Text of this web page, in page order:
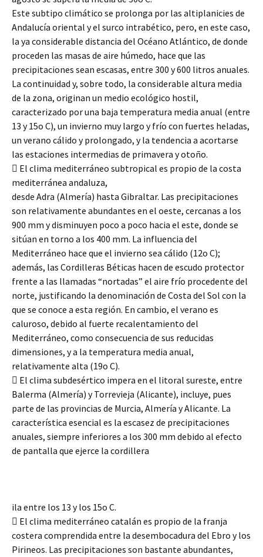
Este subtipo climático se prolonga por las altiplanicies de
Andalucía oriental y el surco intrabético, pero, en este caso,
la ya considerable distancia del Océano Atlántico, de donde
proceden las masas de aire húmedo, hace que las
precipitaciones sean escasas, entre 300 y 600 litros anuales.
La continuidad y, sobre todo, la considerable altura media
de la zona, originan un medio ecológico hostil,
caracterizado por una baja temperatura media anual (entre
13 y 15o C), un invierno muy largo y frío con fuertes heladas,
un verano cálido y prolongado, y la tendencia a acortarse
las estaciones intermedias de primavera y otoño.
 El clima mediterráneo subtropical es propio de la costa
mediterránea andaluza,
desde Adra (Almería) hasta Gibraltar. Las precipitaciones
son relativamente abundantes en el oeste, cercanas a los
900 mm y disminuyen poco a poco hacia el este, donde se
sitúan en torno a los 400 mm. La influencia del
Mediterráneo hace que el invierno sea cálido (12o C);
además, las Cordilleras Béticas hacen de escudo protector
frente a las llamadas “nortadas” el aire frío procedente del
norte, justificando la denominación de Costa del Sol con la
que se conoce a esta región. En cambio, el verano es
caluroso, debido al fuerte recalentamiento del
Mediterráneo, como consecuencia de sus reducidas
dimensiones, y a la temperatura media anual,
relativamente alta (19o C).
 El clima subdesértico impera en el litoral sureste, entre
Balerma (Almería) y Torrevieja (Alicante), incluye, pues
parte de las provincias de Murcia, Almería y Alicante. La
característica esencial es la escasez de precipitaciones
anuales, siempre inferiores a los 300 mm debido al efecto
de pantalla que ejerce la cordillera
ila entre los 13 y los 15o C.
 El clima mediterráneo catalán es propio de la franja
costera comprendida entre la desembocadura del Ebro y los
Pirineos. Las precipitaciones son bastante abundantes,